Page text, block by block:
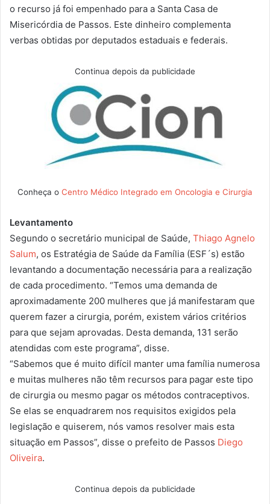
o recurso já foi empenhado para a Santa Casa de
Misericórdia de Passos. Este dinheiro complementa
verbas obtidas por deputados estaduais e federais.
Continua depois da publicidade
Conheça o Centro Médico Integrado em Oncologia e Cirurgia
Levantamento
Segundo o secretário municipal de Saúde, Thiago Agnelo
Salum, os Estratégia de Saúde da Família (ESF´s) estão
levantando a documentação necessária para a realização
de cada procedimento. “Temos uma demanda de
aproximadamente 200 mulheres que já manifestaram que
querem fazer a cirurgia, porém, existem vários critérios
para que sejam aprovadas. Desta demanda, 131 serão
atendidas com este programa”, disse.
“Sabemos que é muito difícil manter uma família numerosa
e muitas mulheres não têm recursos para pagar este tipo
de cirurgia ou mesmo pagar os métodos contraceptivos.
Se elas se enquadrarem nos requisitos exigidos pela
legislação e quiserem, nós vamos resolver mais esta
situação em Passos”, disse o prefeito de Passos Diego
Oliveira.
Continua depois da publicidade